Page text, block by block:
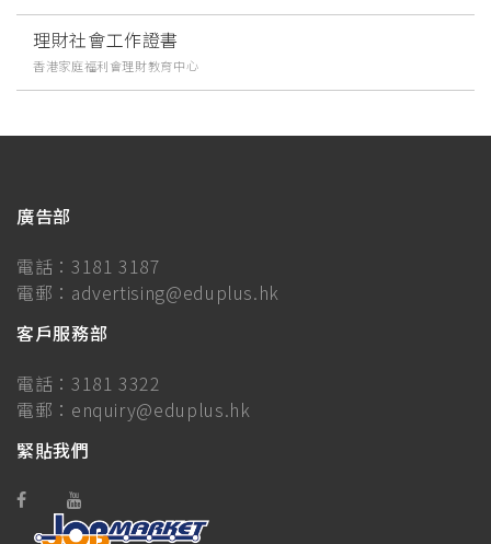
理財社會工作證書
香港家庭福利會理財教育中心
廣告部
電話： 3181 3187
電郵： advertising@eduplus.hk
客戶服務部
電話： 3181 3322
電郵： enquiry@eduplus.hk
緊貼我們